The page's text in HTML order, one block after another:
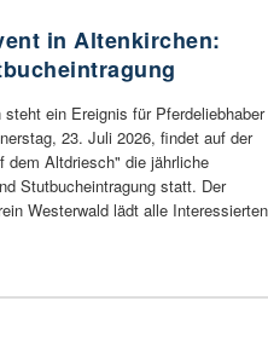
in Altenkirchen:
ein Ereignis für Pferdeliebhaber
23. Juli 2026, findet auf der
dem Altdriesch" die jährliche
Stutbucheintragung statt. Der
Westerwald lädt alle Interessierten